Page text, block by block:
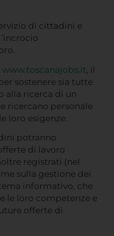
di cittadini e
www.toscanajobs.it, il
sostenere sia tutte
alla ricerca di un
ricercano personale
loro esigenze.
potranno
di lavoro
registrati (nel
sulla gestione dei
informativo, che
le loro competenze e
offerte di